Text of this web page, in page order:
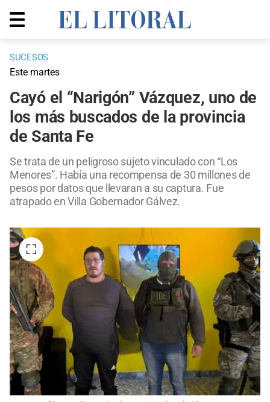
SUCESOS
Este martes
Cayó el “Narigón” Vázquez, uno de
los más buscados de la provincia
de Santa Fe
Se trata de un peligroso sujeto vinculado con “Los
Menores”. Había una recompensa de 30 millones de
pesos por datos que llevaran a su captura. Fue
atrapado en Villa Gobernador Gálvez.